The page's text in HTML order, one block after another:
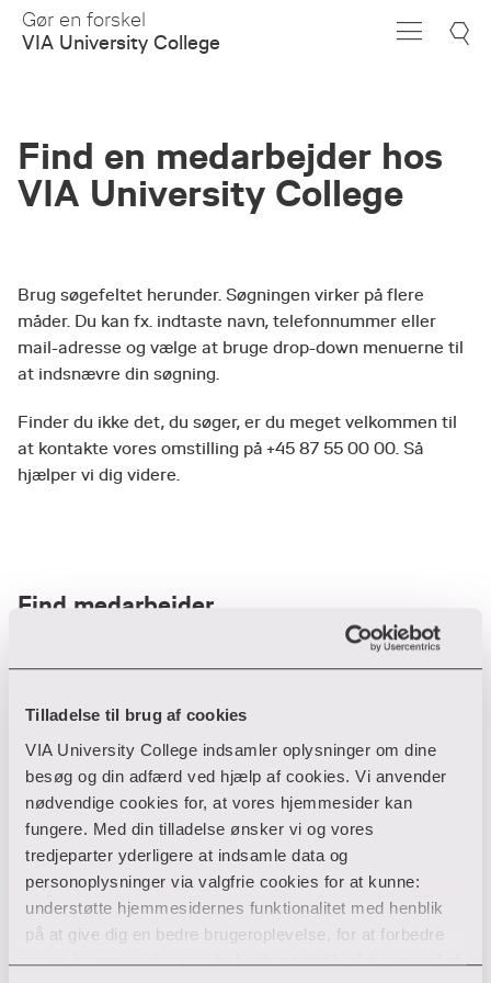
Tilladelse til brug af cookies
VIA University College indsamler oplysninger om dine
besøg og din adfærd ved hjælp af cookies. Vi anvender
nødvendige cookies for, at vores hjemmesider kan
fungere. Med din tilladelse ønsker vi og vores
tredjeparter yderligere at indsamle data og
personoplysninger via valgfrie cookies for at kunne:
understøtte hjemmesidernes funktionalitet med henblik
på at give dig en bedre brugeroplevelse, for at forbedre
vores hjemmesider og udarbejde statistik på baggrund af
Skip
Main
Gør en forskel
VIA University College
Find en medarbejder hos
VIA University College
Brug søgefeltet herunder. Søgningen virker på flere
måder. Du kan fx. indtaste navn, telefonnummer eller
mail-adresse og vælge at bruge drop-down menuerne til
at indsnævre din søgning.
Finder du ikke det, du søger, er du meget velkommen til
at kontakte vores omstilling på +45 87 55 00 00. Så
hjælper vi dig videre.
Find medarbejder
Filter
Ryd filtre
Din søgning gav desværre ikke noget resultat
Giv ikke op endnu!